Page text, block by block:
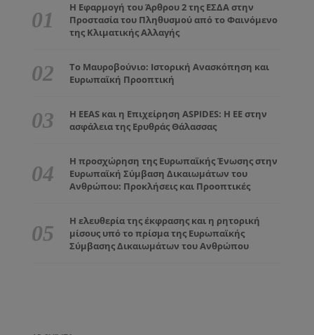
Η Εφαρμογή του Άρθρου 2 της ΕΣΔΑ στην
Προστασία του Πληθυσμού από το Φαινόμενο
της Κλιματικής Αλλαγής
Το Μαυροβούνιο: Ιστορική Ανασκόπηση και
Ευρωπαϊκή Προοπτική
Η EEAS και η Επιχείρηση ASPIDES: Η ΕΕ στην
ασφάλεια της Ερυθράς Θάλασσας
Η προσχώρηση της Ευρωπαϊκής Ένωσης στην
Ευρωπαϊκή Σύμβαση Δικαιωμάτων του
Ανθρώπου: Προκλήσεις και Προοπτικές
Η ελευθερία της έκφρασης και η ρητορική
μίσους υπό το πρίσμα της Ευρωπαϊκής
Σύμβασης Δικαιωμάτων του Ανθρώπου